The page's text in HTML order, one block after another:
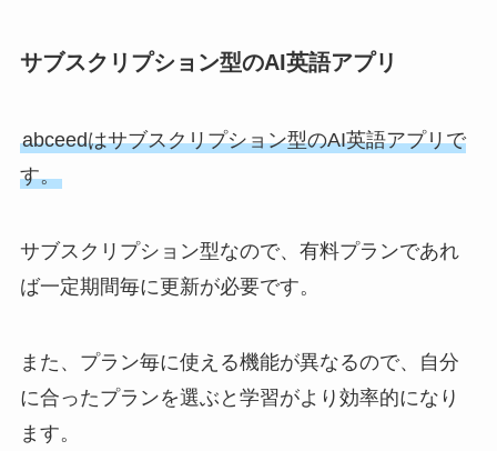
サブスクリプション型のAI英語アプリ
abceedはサブスクリプション型のAI英語アプリで
す。
サブスクリプション型なので、有料プランであれ
ば一定期間毎に更新が必要です。
また、プラン毎に使える機能が異なるので、自分
に合ったプランを選ぶと学習がより効率的になり
ます。